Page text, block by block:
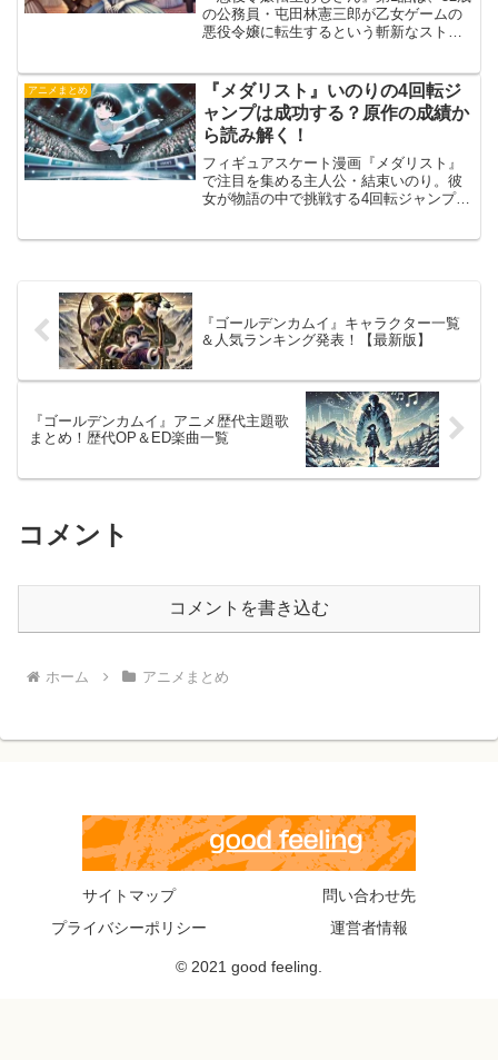
の公務員・屯田林憲三郎が乙女ゲームの
悪役令嬢に転生するという斬新なストー
ールな笑いと、社会人経験を活かしたユ
ニークな行動が見どこ...
アニメまとめ
『メダリスト』いのりの4回転ジ
ャンプは成功する？原作の成績か
ら読み解く！
フィギュアスケート漫画『メダリスト』
で注目を集める主人公・結束いのり。彼
女が物語の中で挑戦する4回転ジャンプ
『ゴールデンカムイ』キャラクター一覧
＆人気ランキング発表！【最新版】
『ゴールデンカムイ』アニメ歴代主題歌
まとめ！歴代OP＆ED楽曲一覧
コメント
コメントを書き込む
ホーム アニメまとめ
サイトマップ
問い合わせ先
プライバシーポリシー
運営者情報
© 2021 good feeling.